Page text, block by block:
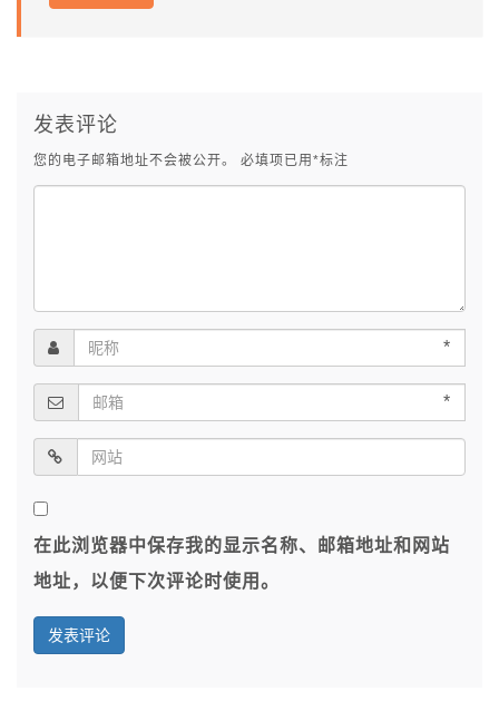
发表评论
您的电子邮箱地址不会被公开。 必填项已用 *标注
*
*
在此浏览器中保存我的显示名称、邮箱地址和网站
地址，以便下次评论时使用。